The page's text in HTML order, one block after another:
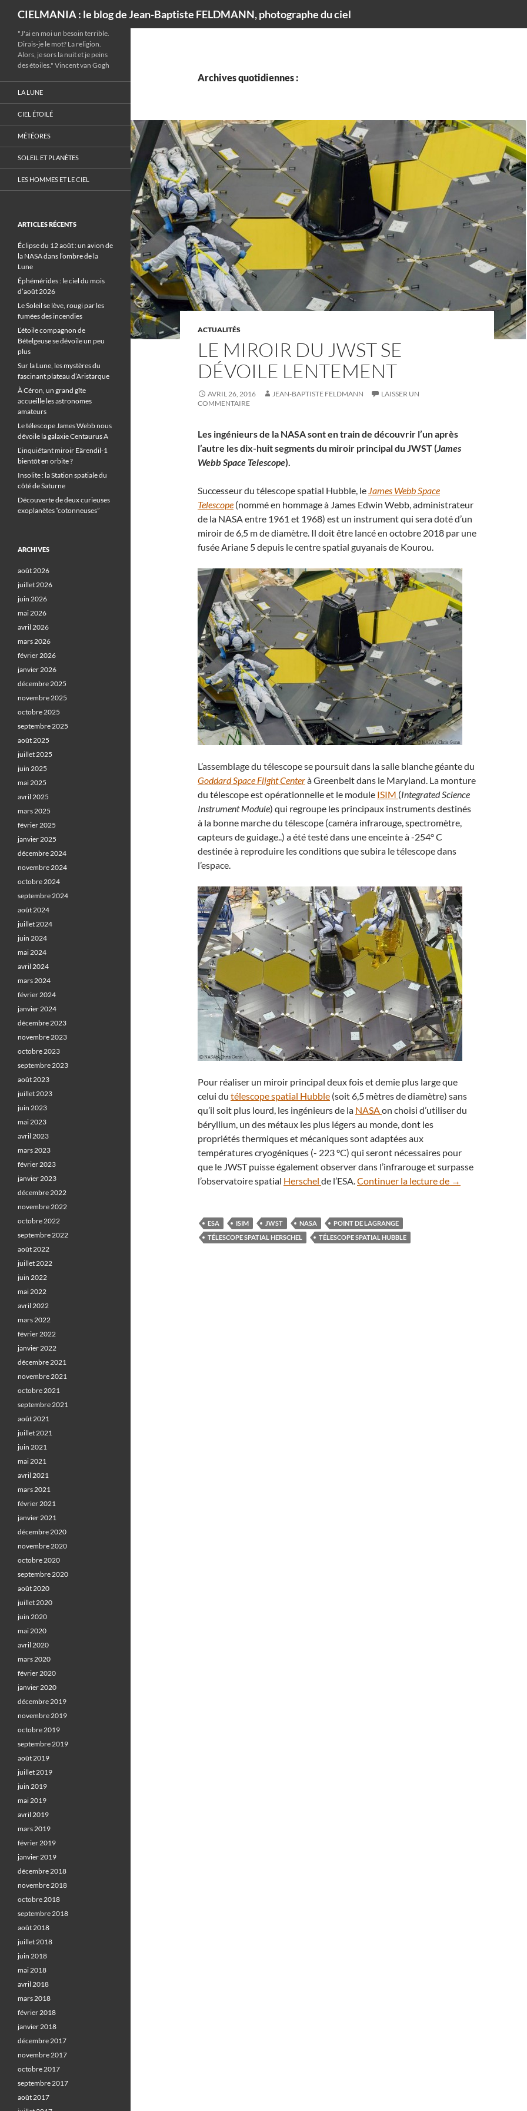
CIELMANIA : le blog de Jean-Baptiste FELDMANN, photographe du ciel
Archives quotidiennes :
ACTUALITÉS
LE MIROIR DU JWST SE
DÉVOILE LENTEMENT
AVRIL 26, 2016 JEAN-BAPTISTE FELDMANN
LAISSER UN
COMMENTAIRE
Les ingénieurs de la NASA sont en train de découvrir l’un après
l’autre les dix-huit segments du miroir principal du JWST (James
Webb Space Telescope).
Successeur du télescope spatial Hubble, le James Webb Space
Telescope (nommé en hommage à James Edwin Webb, administrateur
de la NASA entre 1961 et 1968) est un instrument qui sera doté d’un
miroir de 6,5 m de diamètre. Il doit être lancé en octobre 2018 par une
fusée Ariane 5 depuis le centre spatial guyanais de Kourou.
L’assemblage du télescope se poursuit dans la salle blanche géante du
Goddard Space Flight Centerà Greenbelt dans le Maryland. La monture
du télescope est opérationnelle et le module ISIM (Integrated Science
Instrument Module) qui regroupe les principaux instruments destinés
à la bonne marche du télescope (caméra infrarouge, spectromètre,
capteurs de guidage..) a été testé dans une enceinte à -254° C
destinée à reproduire les conditions que subira le télescope dans
l’espace.
Pour réaliser un miroir principal deux fois et demie plus large que
celui du télescope spatial Hubble (soit 6,5 mètres de diamètre) sans
qu’il soit plus lourd, les ingénieurs de la NASAon choisi d’utiliser du
béryllium, un des métaux les plus légers au monde, dont les
propriétés thermiques et mécaniques sont adaptées aux
températures cryogéniques (- 223 °C) qui seront nécessaires pour
que le JWST puisse également observer dans l’infrarouge et surpasse
l’observatoire spatial Herschel de l’ESA.Continuer la lecture de Le miroir du JWST
→
ESA ISIM JWST NASA
POINT DE LAGRANGE
TÉLESCOPE SPATIAL HERSCHEL
TÉLESCOPE SPATIAL HUBBLE
"J'ai en moi un besoin terrible.
Dirais-je le mot? La religion.
Alors, je sors la nuit et je peins
des étoiles." Vincent van Gogh
LA LUNE
CIEL ÉTOILÉ
MÉTÉORES
SOLEIL ET PLANÈTES
LES HOMMES ET LE CIEL
ARTICLES RÉCENTS
Éclipse du 12 août : un avion de
la NASA dans l’ombre de la
Lune
Éphémérides : le ciel du mois
d’août 2026
Le Soleil se lève, rougi par les
fumées des incendies
L’étoile compagnon de
Bételgeuse se dévoile un peu
plus
Sur la Lune, les mystères du
fascinant plateau d’Aristarque
À Céron, un grand gîte
accueille les astronomes
amateurs
Le télescope James Webb nous
dévoile la galaxie Centaurus A
L’inquiétant miroir Eärendil-1
bientôt en orbite ?
Insolite : la Station spatiale du
côté de Saturne
Découverte de deux curieuses
exoplanètes “cotonneuses”
ARCHIVES
août 2026
juillet 2026
juin 2026
mai 2026
avril 2026
mars 2026
février 2026
janvier 2026
décembre 2025
novembre 2025
octobre 2025
septembre 2025
août 2025
juillet 2025
juin 2025
mai 2025
avril 2025
mars 2025
février 2025
janvier 2025
décembre 2024
novembre 2024
octobre 2024
septembre 2024
août 2024
juillet 2024
juin 2024
mai 2024
avril 2024
mars 2024
février 2024
janvier 2024
décembre 2023
novembre 2023
octobre 2023
septembre 2023
août 2023
juillet 2023
juin 2023
mai 2023
avril 2023
mars 2023
février 2023
janvier 2023
décembre 2022
novembre 2022
octobre 2022
septembre 2022
août 2022
juillet 2022
juin 2022
mai 2022
avril 2022
mars 2022
février 2022
janvier 2022
décembre 2021
novembre 2021
octobre 2021
septembre 2021
août 2021
juillet 2021
juin 2021
mai 2021
avril 2021
mars 2021
février 2021
janvier 2021
décembre 2020
novembre 2020
octobre 2020
septembre 2020
août 2020
juillet 2020
juin 2020
mai 2020
avril 2020
mars 2020
février 2020
janvier 2020
décembre 2019
novembre 2019
octobre 2019
septembre 2019
août 2019
juillet 2019
juin 2019
mai 2019
avril 2019
mars 2019
février 2019
janvier 2019
décembre 2018
novembre 2018
octobre 2018
septembre 2018
août 2018
juillet 2018
juin 2018
mai 2018
avril 2018
mars 2018
février 2018
janvier 2018
décembre 2017
novembre 2017
octobre 2017
septembre 2017
août 2017